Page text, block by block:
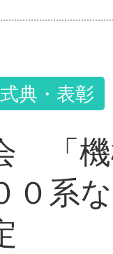
式典・表彰
「
０系